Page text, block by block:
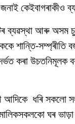
ব্যৱস্থা আৰু অসম
শান্তি-
কৰা
আদিকে ধৰি
ঘৰ ভাড়া